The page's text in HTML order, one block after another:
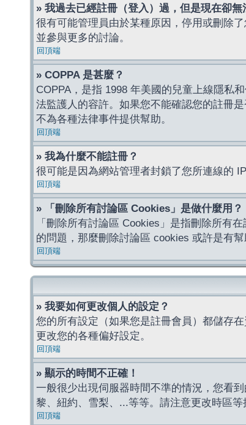
» 我過去已經註冊（登入）過，但是現在卻無
很有可能管理員由於某種原因，停用或刪除
並參與更多的討論。
回頂端
» COPPA 是甚麼？
COPPA，是指 1998 年美國的兒童上線隱私
法監護人的容許。如果您不能確認您的註冊
不為各種法律事件提供幫助。
回頂端
» 我為什麼不能註冊？
很可能是因為網站管理者封鎖了您所連線的
回頂端
» 「刪除所有討論區 Cookies」是做什麼用？
「刪除所有討論區 Cookies」是指刪除所有
的問題，那麼刪除討論區 cookies 或許是有幫
回頂端
» 我要如何更改個人的設定？
您的所有設定（如果您是註冊會員）都儲存
更改您的各種偏好設定。
回頂端
» 顯示的時間不正確！
一般很少出現伺服器時間不準的情況，您看
黎、紐約、雪梨、...等等。請注意更改時區
回頂端